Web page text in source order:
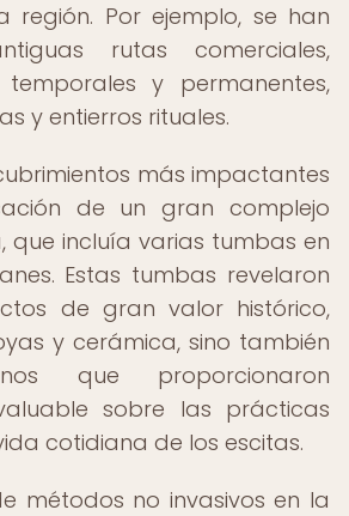
región. Por ejemplo, se han
rutas comerciales,
temporales y permanentes,
y entierros rituales.
más impactantes
de un gran complejo
que incluía varias tumbas en
Estas tumbas revelaron
de gran valor histórico,
y cerámica, sino también
que proporcionaron
sobre las prácticas
cotidiana de los escitas.
métodos no invasivos en la